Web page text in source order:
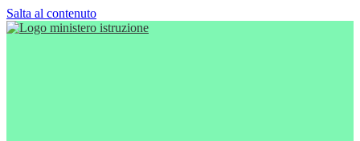
Salta al contenuto